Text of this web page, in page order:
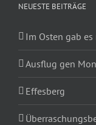
NEUESTE BEITRÄGE
Im Osten gab
Ausflug gen
Effesberg